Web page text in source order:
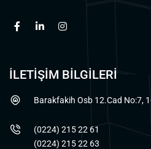
İLETİŞİM BİLGİLERİ
Barakfakih Osb 12.Cad No:7,
(0224) 215 22 61
(0224) 215 22 63